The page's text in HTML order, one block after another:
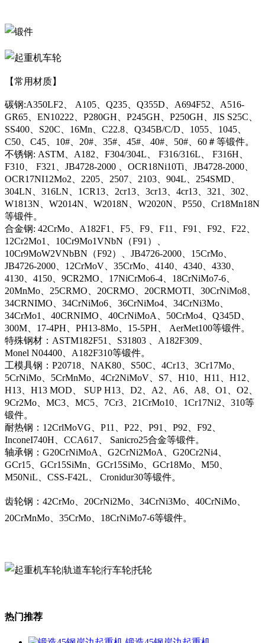
【常用材质】
碳钢:A350LF2、 A105、Q235、Q355D、A694F52、A516-
GR65、EN10222、P280GH、P245GH、P250GH、JIS S25C、
SS400、S20C、16Mn、C22.8、Q345B/C/D、1055、1045、
C50、C45、10#、20#、35#、45#、40#、50#、60＃等锻件。
不锈钢: ASTM、A182、F304/304L、 F316/316L、 F316H、
F310、 F321、JB4728-2000 、OCR18Ni10Ti、JB4728-2000、
OCR17NI12Mo2、2205、2507、2103、904L、254SMD、
304LN、316LN、1CR13、2cr13、3cr13、4cr13、321、302、
W1813N、W2014N、W2018N、W2020N、P550、Cr18Mn18N
等锻件。
合金钢: 42CrMo、A182F1、F5、F9、F11、F91、F92、F22、
12Cr2Mo1、10Cr9Mo1VNbN（F91）、
10Cr9MoW2VNbBN（F92）、JB4726-2000、15CrMo、
JB4726-2000、12CrMoV、35CrMo、4140、4340、4330、
4130、4150、9CR2MO、17NiCrMo6-4、18CrNiMo7-6、
20MnMo、25CRMO、20CRMO、20CRMOTI、30CrNiMo8、
34CRNIMO、34CrNiMo6、36CrNiMo4、34CrNi3Mo、
34CrMo1、40CRNIMO、40CrNiMoA、50CrMo4、Q345D、
300M、17-4PH、PH13-8Mo、15-5PH、 AerMet100等锻件。
特殊钢材：ASTM182F51、S31803 、A182F309、
Monel N04400、A182F310等锻件。
工模具钢：P20718、NAK80、S50C、4Cr13、3Cr17Mo、
5CrNiMo、5CrMnMo、4Cr2NiMoV、S7、H10、H11、H12、
H13、H13 MOD、 SUP H13、D2、A2、A6、A8、O1、O2、
9Cr2Mo、MC3、MC5、7Cr3、21CrMo10、1Cr17Ni2、310等
锻件。
耐热钢：12CrlMoVG、P11、P22、P91、P92、F92、
InconeI740H、CCA617、 Sanicro25合金等锻件。
轴承钢：G20CrNiMoA、G2CrNi2MoA、G20Cr2Ni4、
GCr15、GCr15SiMn、GCr15SiMo、GCr18Mo、M50、
M50NiL、CSS-F42L、 Cronidur30等锻件。
齿轮钢：42CrMo、20CrNi2Mo、34CrNi3Mo、40CrNiMo、
20CrMnMo、35CrMo、18CrNiMo7-6等锻件。
热门推荐